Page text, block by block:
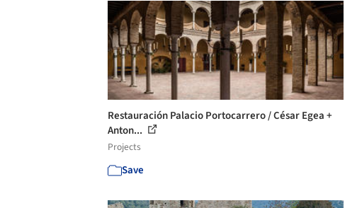
Restauración Palacio Portocarrero / César Egea +
Anton...
Projects
Save